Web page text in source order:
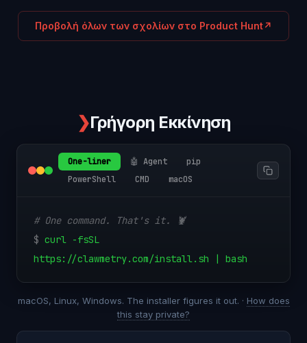
Προβολή όλων των σχολίων στο Product Hunt↗
❯Γρήγορη Εκκίνηση
One-liner 🤖 Agent
pip
PowerShell
CMD macOS
# One command. That's it. 🦞
$ curl -fsSL
https://clawmetry.com/install.sh | bash
macOS, Linux, Windows. The installer figures it out. · How does
this stay private?